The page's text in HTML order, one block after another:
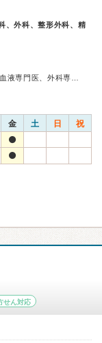
、外科、整形外科、精
液専門医、外科専…
金 土 日 祝
せん対応